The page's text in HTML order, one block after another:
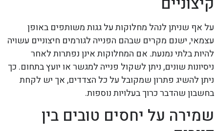
על אף שניתן לנהל מחלוקות על גגות משותפים באופן
עצמאי, ישנם מקרים שבהם הפנייה לגורמים חיצוניים עשויה
להיות בלתי נמנעת. אם המחלוקות אינן נפתרות לאחר
ניסיונות שונים, ניתן לשקול פנייה למגשר או יועץ בתחום. כך
ניתן להשיג פתרון שמקובל על כל הצדדים, אך יש לקחת
בחשבון שהדבר כרוך בעלויות נוספות.
שמירה על יחסים טובים בין